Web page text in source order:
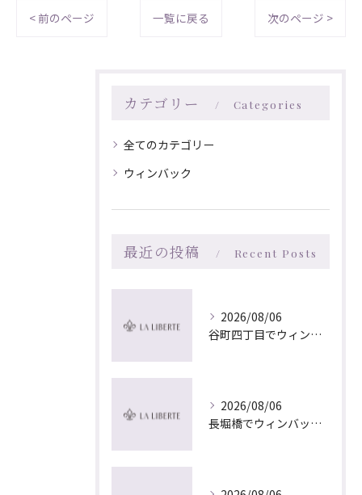
< 前のページ 一覧に戻る 次のページ >
カテゴリー Categories
全てのカテゴリー
ウィンバック
最近の投稿 Recent Posts
2026/08/06
谷町四丁目でウィンバック×マッサージ｜LA LIBERTE
2026/08/06
長堀橋でウィンバック×マッサージ｜LA LIBERTE